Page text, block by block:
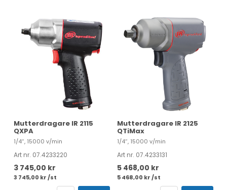
Mutterdragare IR 2115
QXPA
1/4″, 15000 v/min
Art nr. 07.4233220
3 745,00 kr
3 745,00 kr /st
Mutterdragare IR 2125
QTiMax
1/4″, 15000 v/min
Art nr. 07.4233131
5 468,00 kr
5 468,00 kr /st